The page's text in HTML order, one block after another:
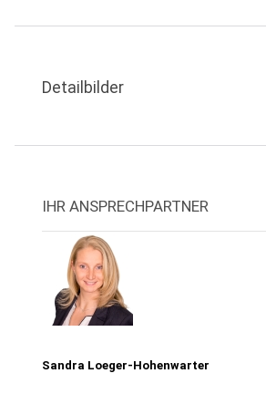
Detailbilder
IHR ANSPRECHPARTNER
Sandra Loeger-Hohenwarter